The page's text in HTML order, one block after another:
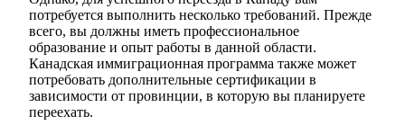
потребуется выполнить несколько требований. Прежде
всего, вы должны иметь профессиональное
образование и опыт работы в данной области.
Канадская иммиграционная программа также может
потребовать дополнительные сертификации в
зависимости от провинции, в которую вы планируете
переехать.